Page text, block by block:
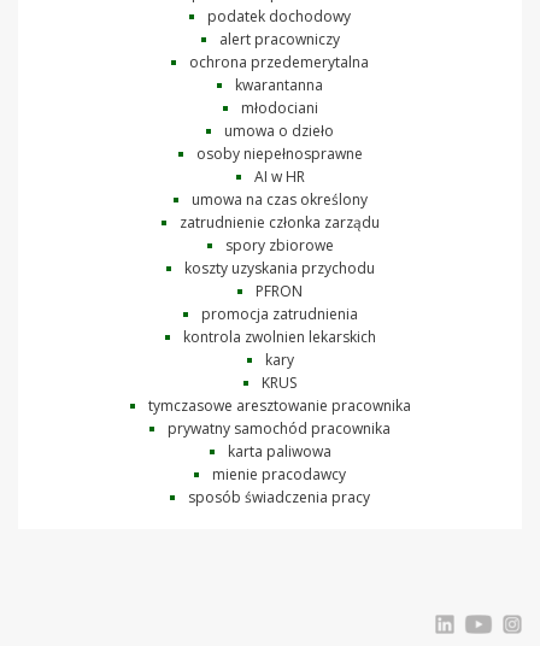
podatek dochodowy
alert pracowniczy
ochrona przedemerytalna
kwarantanna
młodociani
umowa o dzieło
osoby niepełnosprawne
AI w HR
umowa na czas określony
zatrudnienie członka zarządu
spory zbiorowe
koszty uzyskania przychodu
PFRON
promocja zatrudnienia
kontrola zwolnien lekarskich
kary
KRUS
tymczasowe aresztowanie pracownika
prywatny samochód pracownika
karta paliwowa
mienie pracodawcy
sposób świadczenia pracy